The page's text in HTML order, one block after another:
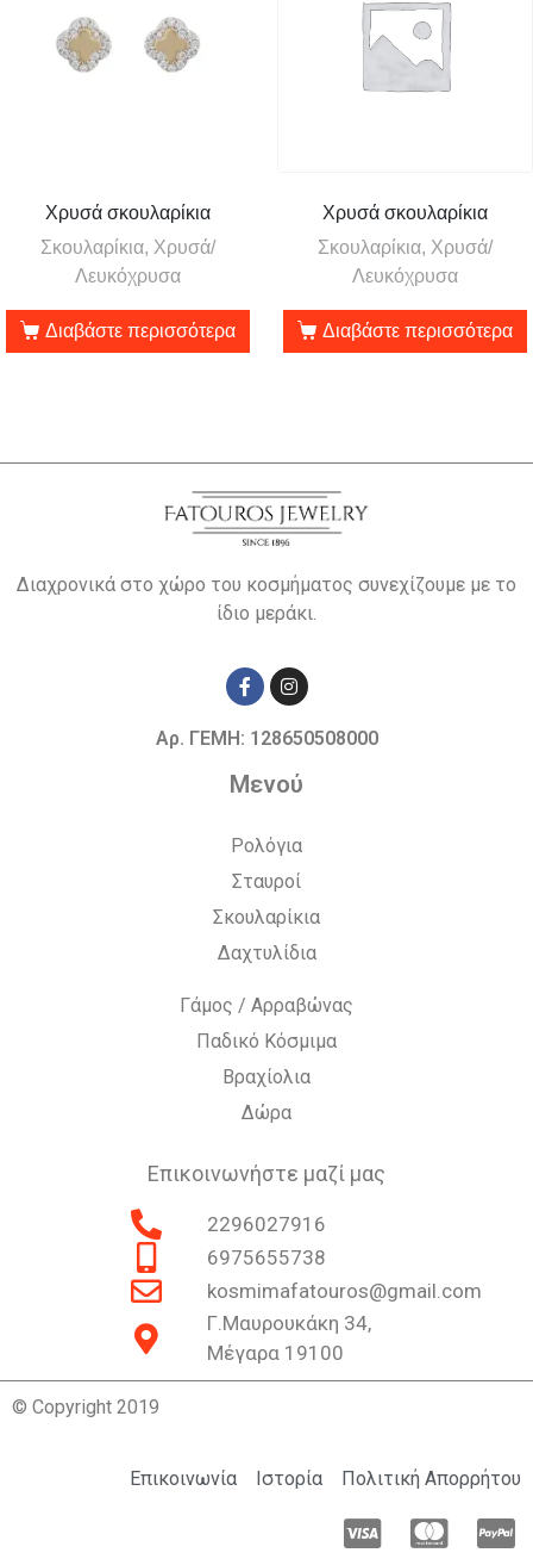
Χρυσά σκουλαρίκια
Σκουλαρίκια, Χρυσά/
Λευκόχρυσα
Διαβάστε περισσότερα
Χρυσά σκουλαρίκια
Σκουλαρίκια, Χρυσά/
Λευκόχρυσα
Διαβάστε περισσότερα
Διαχρονικά στο χώρο του κοσμήματος συνεχίζουμε με το
ίδιο μεράκι.
Αρ. ΓΕΜΗ: 128650508000
Μενού
Ρολόγια
Σταυροί
Σκουλαρίκια
Δαχτυλίδια
Γάμος / Αρραβώνας
Παδικό Κόσμιμα
Βραχίολια
Δώρα
Επικοινωνήστε μαζί μας
2296027916
6975655738
kosmimafatouros@gmail.com
Γ.Μαυρουκάκη 34,
Μέγαρα 19100
© Copyright 2019
Επικοινωνία Ιστορία Πολιτική Απορρήτου